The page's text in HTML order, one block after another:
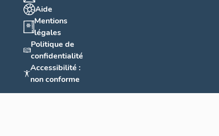
Aide
Mentions
légales
Politique de
confidentialité
Accessibilité :
non conforme